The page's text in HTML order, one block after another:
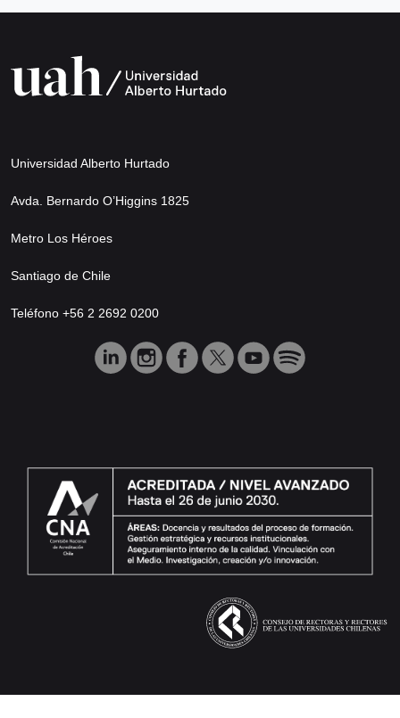
Universidad Alberto Hurtado
Avda. Bernardo O’Higgins 1825
Metro Los Héroes
Santiago de Chile
Teléfono +56 2 2692 0200